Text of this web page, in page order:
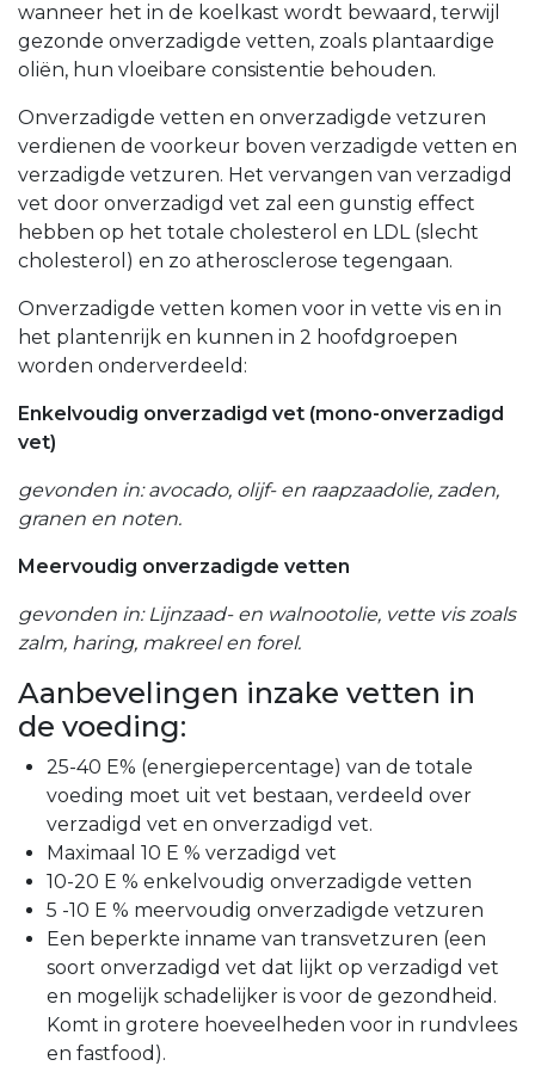
wanneer het in de koelkast wordt bewaard, terwijl
gezonde onverzadigde vetten, zoals plantaardige
oliën, hun vloeibare consistentie behouden.
Onverzadigde vetten en onverzadigde vetzuren
verdienen de voorkeur boven verzadigde vetten en
verzadigde vetzuren. Het vervangen van verzadigd
vet door onverzadigd vet zal een gunstig effect
hebben op het totale cholesterol en LDL (slecht
cholesterol) en zo atherosclerose tegengaan.
Onverzadigde vetten komen voor in vette vis en in
het plantenrijk en kunnen in 2 hoofdgroepen
worden onderverdeeld:
Enkelvoudig onverzadigd vet (mono-onverzadigd
vet)
gevonden in: avocado, olijf- en raapzaadolie, zaden,
granen en noten.
Meervoudig onverzadigde vetten
gevonden in: Lijnzaad- en walnootolie, vette vis zoals
zalm, haring, makreel en forel.
Aanbevelingen inzake vetten in
de voeding:
25-40 E% (energiepercentage) van de totale
voeding moet uit vet bestaan, verdeeld over
verzadigd vet en onverzadigd vet.
Maximaal 10 E % verzadigd vet
10-20 E % enkelvoudig onverzadigde vetten
5 -10 E % meervoudig onverzadigde vetzuren
Een beperkte inname van transvetzuren (een
soort onverzadigd vet dat lijkt op verzadigd vet
en mogelijk schadelijker is voor de gezondheid.
Komt in grotere hoeveelheden voor in rundvlees
en fastfood).